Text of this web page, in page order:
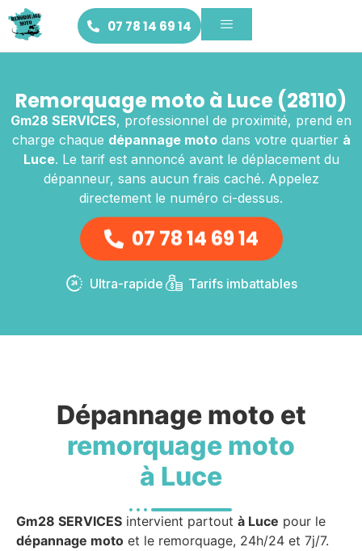
07 78 14 69 14
Remorquage moto à Luce (28110)
Gm28 SERVICES, professionnel de proximité, prend en
charge chaque dépannage motodans votre quartier à
Luce. Le tarif est annoncé avant le déplacement du
dépanneur, sans aucun frais caché. Appelez
directement le numéro ci-dessus.
07 78 14 69 14
Ultra-rapide Tarifs imbattables
Dépannage moto et
remorquage moto
à Luce
Gm28 SERVICES intervient partout à Luce pour le
dépannage moto et le remorquage, 24h/24 et 7j/7.